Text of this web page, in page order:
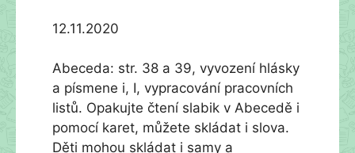
12.11.2020
Abeceda: str. 38 a 39, vyvození hlásky
a písmene i, I, vypracování pracovních
listů. Opakujte čtení slabik v Abecedě i
pomocí karet, můžete skládat i slova.
Děti mohou skládat i samy a